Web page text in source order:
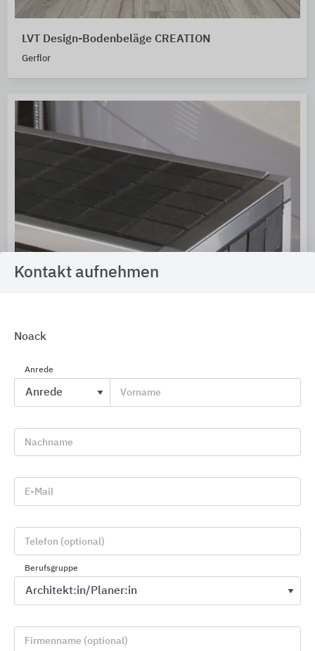
LVT Design-Bodenbeläge CREATION
Gerflor
Profile für Wand, Boden, Treppe und Sanierung
Blanke Systems
Kontakt aufnehmen
Noack
Anrede
Vorname
Nachname
E-Mail
Telefon (optional)
Berufsgruppe
Firmenname (optional)